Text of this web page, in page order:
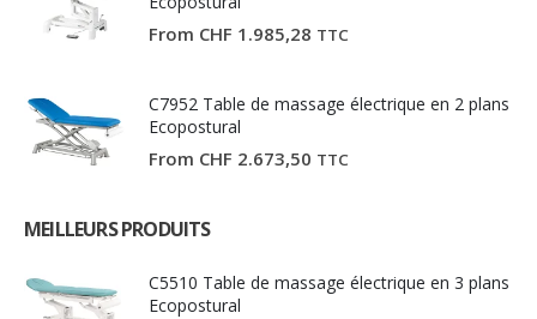
From CHF 1.985,28 TTC
C7952 Table de massage électrique en 2 plans
Ecopostural
From CHF 2.673,50 TTC
MEILLEURS PRODUITS
C5510 Table de massage électrique en 3 plans
Ecopostural